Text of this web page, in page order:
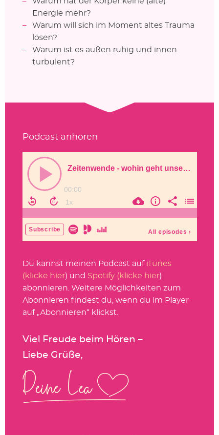
Energie mehr?
Warum will sich im Moment altes Trauma
lösen?
Warum ist es außen ruhig und innen
turbulent?
Podcast anhören
Du kannst meinen Podcast auf iTunes
(klicke hier) und Spotify (klicke hier)
abonnieren. Weitere Möglichkeiten zum
Abonnieren findest du, wenn du im Player
auf „Abonnieren“ klickst.
Viel Freude beim Hören –
Liebe Grüße,